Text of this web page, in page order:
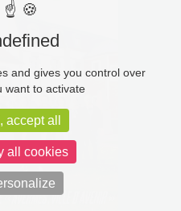
☝ 🍪
and gives you control over
want to activate
accept all
all cookies